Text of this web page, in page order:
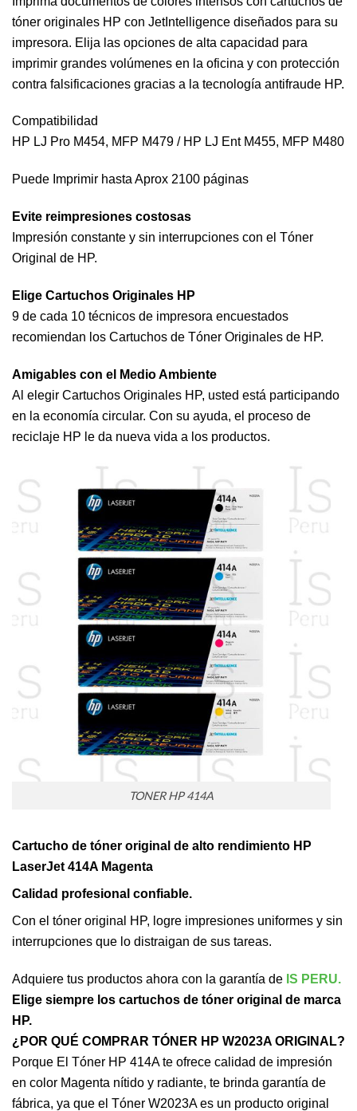
tóner originales HP con JetIntelligence diseñados para su
impresora. Elija las opciones de alta capacidad para
imprimir grandes volúmenes en la oficina y con protección
contra falsificaciones gracias a la tecnología antifraude HP.
Compatibilidad
HP LJ Pro M454, MFP M479 / HP LJ Ent M455, MFP M480
Puede Imprimir hasta Aprox 2100 páginas
Evite reimpresiones costosas
Impresión constante y sin interrupciones con el Tóner
Original de HP.
Elige Cartuchos Originales HP
9 de cada 10 técnicos de impresora encuestados
recomiendan los Cartuchos de Tóner Originales de HP.
Amigables con el Medio Ambiente
Al elegir Cartuchos Originales HP, usted está participando
en la economía circular. Con su ayuda, el proceso de
reciclaje HP le da nueva vida a los productos.
TONER HP 414A
Cartucho de tóner original de alto rendimiento HP
LaserJet 414A Magenta
Calidad profesional confiable.
Con el tóner original HP, logre impresiones uniformes y sin
interrupciones que lo distraigan de sus tareas.
Adquiere tus productos ahora con la garantía de IS PERU.
Elige siempre los cartuchos de tóner original de marca
HP.
¿POR QUÉ COMPRAR TÓNER HP W2023A ORIGINAL?
Porque El Tóner HP 414A te ofrece calidad de impresión
en color Magenta nítido y radiante, te brinda garantía de
fábrica, ya que el Tóner W2023A es un producto original